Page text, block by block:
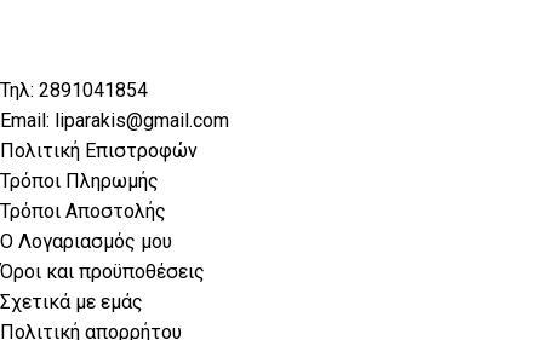
Τηλ: 2891041854
Email: liparakis@gmail.com
Πολιτική Επιστροφών
Τρόποι Πληρωμής
Τρόποι Αποστολής
Ο Λογαριασμός μου
Όροι και προϋποθέσεις
Σχετικά με εμάς
Πολιτική απορρήτου